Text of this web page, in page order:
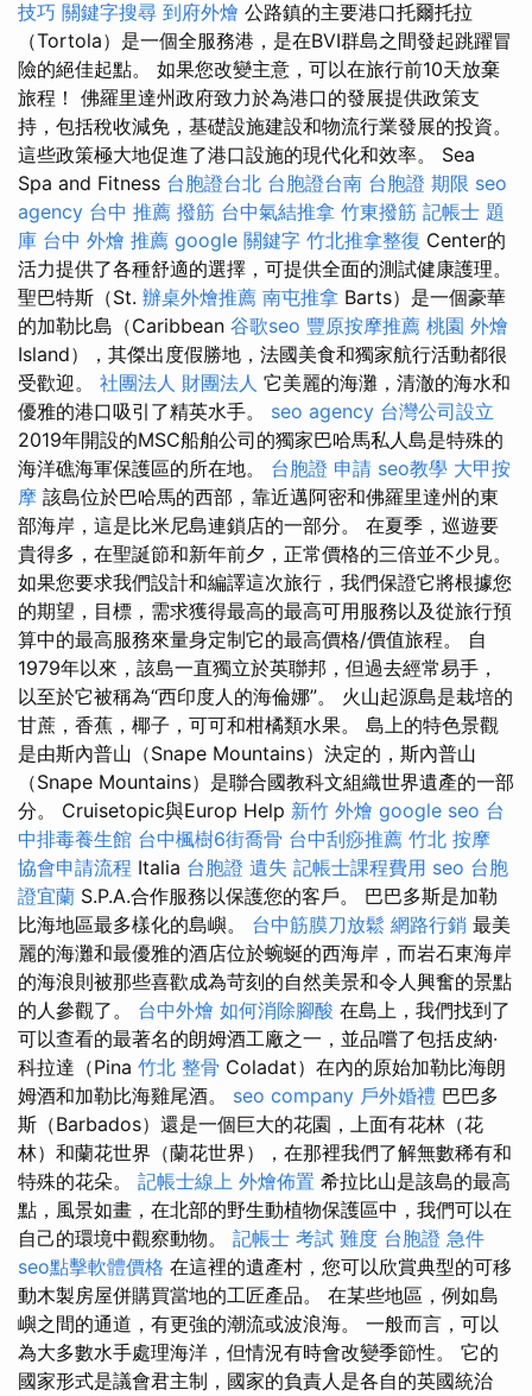
技巧 關鍵字搜尋 到府外燴 公路鎮的主要港口托爾托拉
（Tortola）是一個全服務港，是在BVI群島之間發起跳躍冒
險的絕佳起點。 如果您改變主意，可以在旅行前10天放棄
旅程！ 佛羅里達州政府致力於為港口的發展提供政策支
持，包括稅收減免，基礎設施建設和物流行業發展的投資。
這些政策極大地促進了港口設施的現代化和效率。 Sea
Spa and Fitness 台胞證台北 台胞證台南 台胞證 期限 seo
agency 台中 推薦 撥筋 台中氣結推拿 竹東撥筋 記帳士 題
庫 台中 外燴 推薦 google 關鍵字 竹北推拿整復 Center的
活力提供了各種舒適的選擇，可提供全面的測試健康護理。
聖巴特斯（St. 辦桌外燴推薦 南屯推拿 Barts）是一個豪華
的加勒比島（Caribbean 谷歌seo 豐原按摩推薦 桃園 外燴
Island），其傑出度假勝地，法國美食和獨家航行活動都很
受歡迎。 社團法人 財團法人 它美麗的海灘，清澈的海水和
優雅的港口吸引了精英水手。 seo agency 台灣公司設立
2019年開設的MSC船舶公司的獨家巴哈馬​​私人島是特殊的
海洋礁海軍保護區的所在地。 台胞證 申請 seo教學 大甲按
摩 該島位於巴哈馬的西部，靠近邁阿密和佛羅里達州的東
部海岸，這是比米尼島連鎖店的一部分。 在夏季，巡遊要
貴得多，在聖誕節和新年前夕，正常價格的三倍並不少見。
如果您要求我們設計和編譯這次旅行，我們保證它將根據您
的期望，目標，需求獲得最高的最高可用服務以及從旅行預
算中的最高服務來量身定制它的最高價格/價值旅程。 自
1979年以來，該島一直獨立於英聯邦，但過去經常易手，
以至於它被稱為“西印度人的海倫娜”。 火山起源島是栽培的
甘蔗，香蕉，椰子，可可和柑橘類水果。 島上的特色景觀
是由斯內普山（Snape Mountains）決定的，斯內普山
（Snape Mountains）是聯合國教科文組織世界遺產的一部
分。 Cruisetopic與Europ Help 新竹 外燴 google seo 台
中排毒養生館 台中楓樹6街喬骨 台中刮痧推薦 竹北 按摩
協會申請流程 Italia 台胞證 遺失 記帳士課程費用 seo 台胞
證宜蘭 S.P.A.合作服務以保護您的客戶。 巴巴多斯是加勒
比海地區最多樣化的島嶼。 台中筋膜刀放鬆 網路行銷 最美
麗的海灘和最優雅的酒店位於蜿蜒的西海岸，而岩石東海岸
的海浪則被那些喜歡成為苛刻的自然美景和令人興奮的景點
的人參觀了。 台中外燴 如何消除腳酸 在島上，我們找到了
可以查看的最著名的朗姆酒工廠之一，並品嚐了包括皮納·
科拉達（Pina 竹北 整骨 Coladat）在內的原始加勒比海朗
姆酒和加勒比海雞尾酒。 seo company 戶外婚禮 巴巴多
斯（Barbados）還是一個巨大的花園，上面有花林（花
林）和蘭花世界（蘭花世界），在那裡我們了解無數稀有和
特殊的花朵。 記帳士線上 外燴佈置 希拉比山是該島的最高
點，風景如畫，在北部的野生動植物保護區中，我們可以在
自己的環境中觀察動物。 記帳士 考試 難度 台胞證 急件
seo點擊軟體價格 在這裡的遺產村，您可以欣賞典型的可移
動木製房屋併購買當地的工匠產品。 在某些地區，例如島
嶼之間的通道，有更強的潮流或波浪海。 一般而言，可以
為大多數水手處理海洋，但情況有時會改變季節性。 它的
國家形式是議會君主制，國家的負責人是各自的英國統治